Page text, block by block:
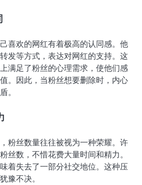
喜欢的网红有着极高的认同感。他
发等方式，表达对网红的支持。这
满足了粉丝的心理需求，使他们感
。因此，当粉丝想要删除时，内心
。
粉丝数量往往被视为一种荣耀。许
丝数，不惜花费大量时间和精力。
着失去了一部分社交地位。这种压
豫不决。